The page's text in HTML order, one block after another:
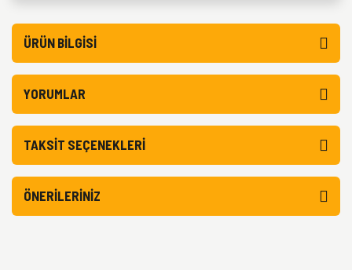
ÜRÜN BILGISI
YORUMLAR
TAKSIT SEÇENEKLERI
ÖNERILERINIZ